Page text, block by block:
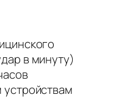
в минуту)
устройствам